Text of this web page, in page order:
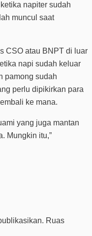
napiter sudah
muncul saat
CSO atau BNPT di luar
napi sudah keluar
pamong sudah
perlu dipikirkan para
ke mana.
yang juga mantan
Mungkin itu,”
Ruas